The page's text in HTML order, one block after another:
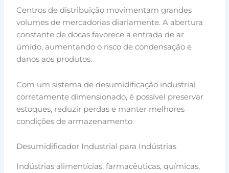
Centros de distribuição movimentam grandes
volumes de mercadorias diariamente. A abertura
constante de docas favorece a entrada de ar
úmido, aumentando o risco de condensação e
danos aos produtos.
Com um sistema de desumidificação industrial
corretamente dimensionado, é possível preservar
estoques, reduzir perdas e manter melhores
condições de armazenamento.
Desumidificador Industrial para Indústrias
Indústrias alimentícias, farmacêuticas, químicas,